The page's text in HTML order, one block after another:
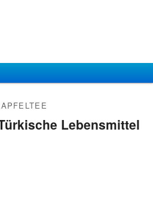
APFELTEE
Lebensmittel